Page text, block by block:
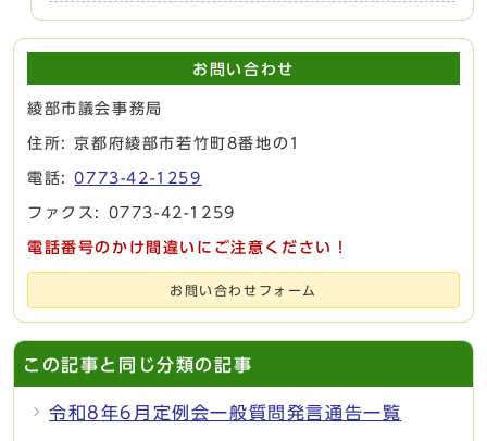
お問い合わせ
綾部市議会事務局
住所: 京都府綾部市若竹町8番地の1
電話:0773-42-1259
ファクス: 0773-42-1259
電話番号のかけ間違いにご注意ください！
お問い合わせフォーム
この記事と同じ分類の記事
令和8年6月定例会一般質問発言通告一覧